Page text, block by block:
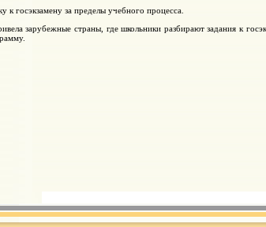
к госэкзамену за пределы учебного процесса.
зарубежные страны, где школьники разбирают задания к